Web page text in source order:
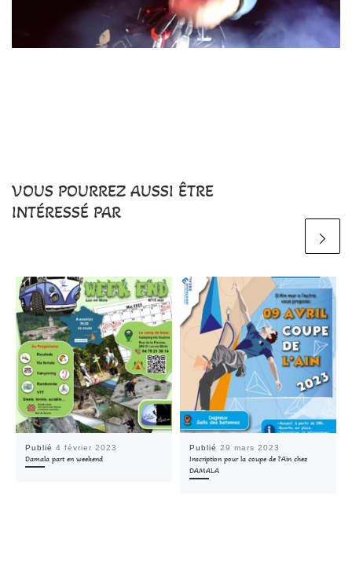
VOUS POURREZ AUSSI ÊTRE
INTÉRESSÉ PAR
Publié 4 février 2023
Damala part en weekend
Publié 29 mars 2023
Inscription pour la coupe de l’Ain chez
DAMALA